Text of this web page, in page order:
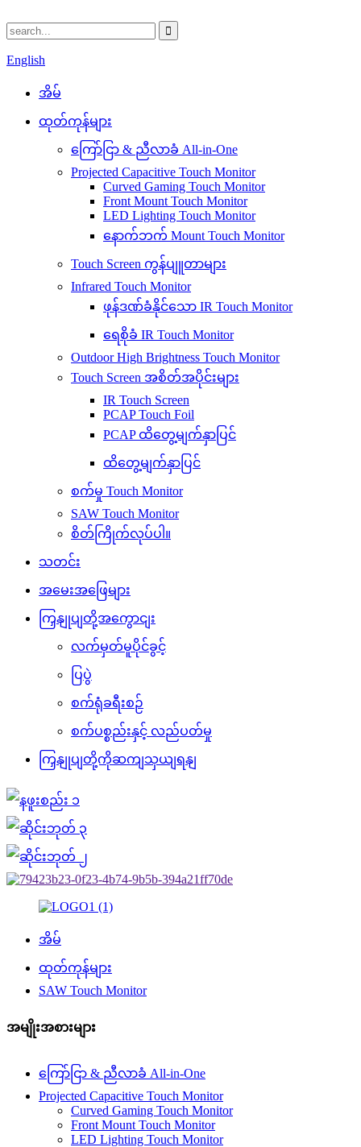
English
အိမ်
ထုတ်ကုန်များ
ကြော်ငြာ & ညီလာခံ All-in-One
Projected Capacitive Touch Monitor
Curved Gaming Touch Monitor
Front Mount Touch Monitor
LED Lighting Touch Monitor
နောက်ဘက် Mount Touch Monitor
Touch Screen ကွန်ပျူတာများ
Infrared Touch Monitor
ဖုန်ဒဏ်ခံနိုင်သော IR Touch Monitor
ရေစိုခံ IR Touch Monitor
Outdoor High Brightness Touch Monitor
Touch Screen အစိတ်အပိုင်းများ
IR Touch Screen
PCAP Touch Foil
PCAP ထိတွေ့မျက်နှာပြင်
ထိတွေ့မျက်နှာပြင်
စက်မှု Touch Monitor
SAW Touch Monitor
စိတ်ကြိုက်လုပ်ပါ။
သတင်း
အမေးအဖြေများ
ကြှနျုပျတို့အကွောငျး
လက်မှတ်မူပိုင်ခွင့်
ပြပွဲ
စက်ရုံခရီးစဉ်
စက်ပစ္စည်းနှင့် လည်ပတ်မှု
ကြှနျုပျတို့ကိုဆကျသှယျရနျ
အိမ်
ထုတ်ကုန်များ
SAW Touch Monitor
အမျိုးအစားများ
ကြော်ငြာ & ညီလာခံ All-in-One
Projected Capacitive Touch Monitor
Curved Gaming Touch Monitor
Front Mount Touch Monitor
LED Lighting Touch Monitor